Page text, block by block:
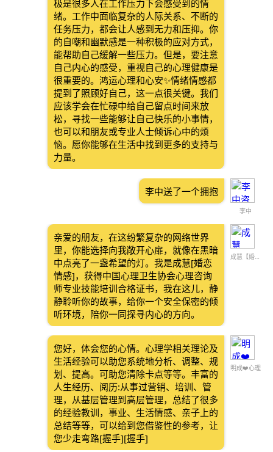
极是很多人在工作压力下会感受到的情
绪。工作中面临复杂的人际关系、不断的
任务压力，都会让人感到无力和压抑。你
的自嘲和幽默感是一种积极的应对方式，
能帮助自己缓解一些压力。但是，要注意
自己内心的感受，重视自己的心理健康是
很重要的。鸿运心理和心安✨情绪情感都
提到了照顾好自己，这一点很关键。我们
应该学会在忙碌中给自己留点时间来放
松，寻找一些能够让自己快乐的小事情，
也可以和朋友或专业人士倾诉心中的烦
恼。愿你能够在生活中找到更多的支持与
力量。
李中
李中送了一个拥抱
成慧【婚恋情感】
亲爱的朋友，在这纷繁复杂的网络世界
里，你能选择向我敞开心扉，就像在黑暗
中点亮了一盏希望的灯。我是成慧[婚恋
情感]，获得中国心理卫生协会心理咨询
师专业技能培训合格证书，我在这儿，静
静聆听你的故事，给你一个安全保密的倾
听环境，陪你一同探寻内心的方向。
明成❤️心理
您好，体会您的心情。心理学相关理论及
生活经验可以助您系统地分析、调整、规
划、提高。可助您清除卡点等等。丰富的
人生经历、阅历:从事过营销、培训、管
理，从基层管理到高层管理，总结了很多
的经验教训，事业、生活情感、亲子上的
总结等等，可以给到您借鉴性的参考，让
您少走弯路[握手][握手]